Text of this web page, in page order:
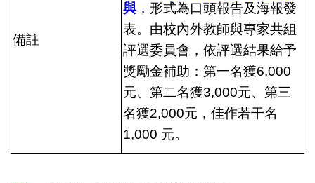
備註
與 ，形式為口頭報告及海報發
表。由校內外教師與專家共組
評選委員會，依評選結果給予
獎勵金補助：第一名獲6,000
元、第二名獲3,000元、第三
名獲2,000元，佳作若干名
1,000 元。